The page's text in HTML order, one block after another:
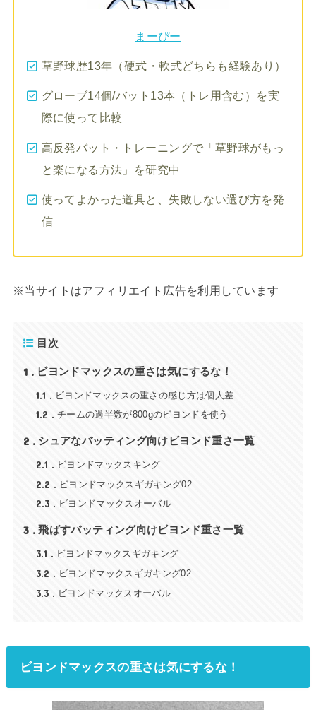
まーぴー
草野球歴13年（硬式・軟式どちらも経験あり）
グローブ14個/バット13本（トレ用含む）を実
際に使って比較
高反発バット・トレーニングで「草野球がもっ
と楽になる方法」を研究中
使ってよかった道具と、失敗しない選び方を発
信
※当サイトはアフィリエイト広告を利用しています
目次
1 ビヨンドマックスの重さは気にするな！
1.1 ビヨンドマックスの重さの感じ方は個人差
1.2 チームの過半数が800gのビヨンドを使う
2 シュアなバッティング向けビヨンド重さ一覧
2.1 ビヨンドマックスキング
2.2 ビヨンドマックスギガキング02
2.3 ビヨンドマックスオーバル
3 飛ばすバッティング向けビヨンド重さ一覧
3.1 ビヨンドマックスギガキング
3.2 ビヨンドマックスギガキング02
3.3 ビヨンドマックスオーバル
ビヨンドマックスの重さは気にするな！